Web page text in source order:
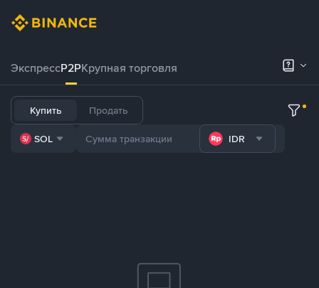
ЭкспрессP2PКрупная торговля
Купить Продать
SOL IDR